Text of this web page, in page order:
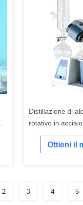
Distillazione di
rotativo in
Rotovap
Ottieni il
2 3 4 5